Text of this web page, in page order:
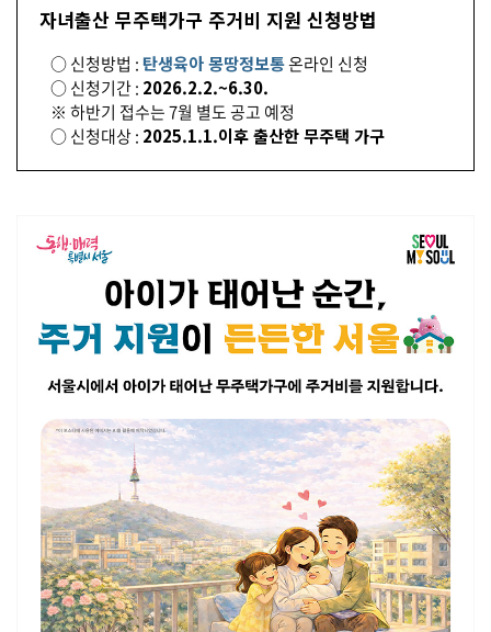
자녀출산 무주택가구 주거비 지원 신청방법
○ 신청방법 :탄생육아 몽땅정보통온라인 신청
○ 신청기간 : 2026.2.2.~6.30.
※ 하반기 접수는 7월 별도 공고 예정
○ 신청대상 : 2025.1.1.이후 출산한 무주택 가구